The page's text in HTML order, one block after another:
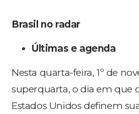
Brasil no radar
Últimas e agenda
Nesta quarta-feira, 1º de
superquarta, o dia em que
Estados Unidos definem